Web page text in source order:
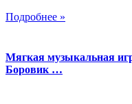
Подробнее »
Мягкая музыкальная
Боровик …